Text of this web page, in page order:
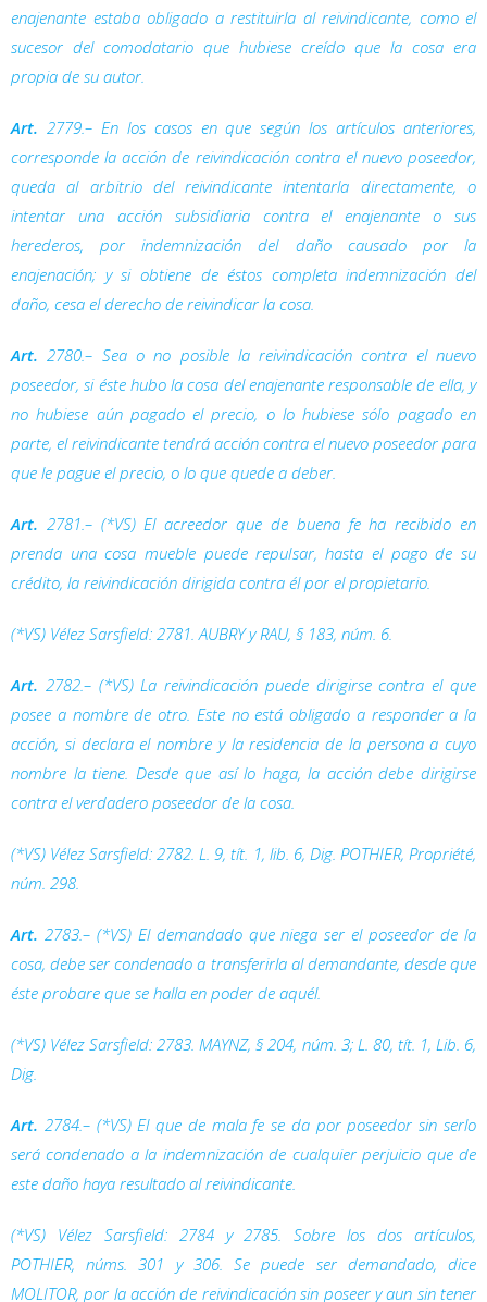
enajenante estaba obligado a restituirla al reivindicante, como el
sucesor del comodatario que hubiese creído que la cosa era
propia de su autor.
Art. 2779.– En los casos en que según los artículos anteriores,
corresponde la acción de reivindicación contra el nuevo poseedor,
queda al arbitrio del reivindicante intentarla directamente, o
intentar una acción subsidiaria contra el enajenante o sus
herederos, por indemnización del daño causado por la
enajenación; y si obtiene de éstos completa indemnización del
daño, cesa el derecho de reivindicar la cosa.
Art. 2780.– Sea o no posible la reivindicación contra el nuevo
poseedor, si éste hubo la cosa del enajenante responsable de ella, y
no hubiese aún pagado el precio, o lo hubiese sólo pagado en
parte, el reivindicante tendrá acción contra el nuevo poseedor para
que le pague el precio, o lo que quede a deber.
Art. 2781.– (*VS) El acreedor que de buena fe ha recibido en
prenda una cosa mueble puede repulsar, hasta el pago de su
crédito, la reivindicación dirigida contra él por el propietario.
(*VS) Vélez Sarsfield: 2781. AUBRY y RAU, § 183, núm. 6.
Art. 2782.– (*VS) La reivindicación puede dirigirse contra el que
posee a nombre de otro. Este no está obligado a responder a la
acción, si declara el nombre y la residencia de la persona a cuyo
nombre la tiene. Desde que así lo haga, la acción debe dirigirse
contra el verdadero poseedor de la cosa.
(*VS) Vélez Sarsfield: 2782. L. 9, tít. 1, lib. 6, Dig. POTHIER, Propriété,
núm. 298.
Art. 2783.– (*VS) El demandado que niega ser el poseedor de la
cosa, debe ser condenado a transferirla al demandante, desde que
éste probare que se halla en poder de aquél.
(*VS) Vélez Sarsfield: 2783. MAYNZ, § 204, núm. 3; L. 80, tít. 1, Lib. 6,
Dig.
Art. 2784.– (*VS) El que de mala fe se da por poseedor sin serlo
será condenado a la indemnización de cualquier perjuicio que de
este daño haya resultado al reivindicante.
(*VS) Vélez Sarsfield: 2784 y 2785. Sobre los dos artículos,
POTHIER, núms. 301 y 306. Se puede ser demandado, dice
MOLITOR, por la acción de reivindicación sin poseer y aun sin tener